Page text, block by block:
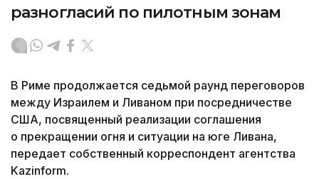
разногласий по пилотным зонам
В Риме продолжается седьмой раунд переговоров
между Израилем и Ливаном при посредничестве
США, посвященный реализации соглашения
о прекращении огня и ситуации на юге Ливана,
передает собственный корреспондент агентства
Kazinform.